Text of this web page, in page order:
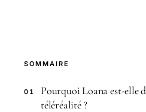
SOMMAIRE
01
Pourquoi Loana est-elle
téléréalité ?